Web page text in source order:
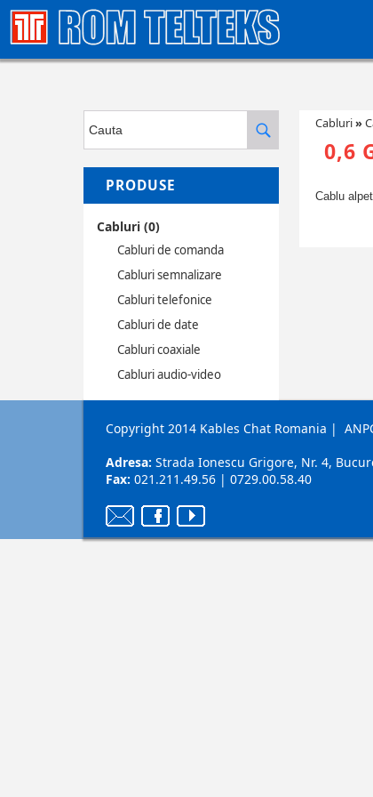
PRODUSE
Cabluri (0)
Cabluri de comanda
Cabluri semnalizare
Cabluri telefonice
Cabluri de date
Cabluri coaxiale
Cabluri audio-video
0,6
Cabluri»
Cablu
Copyright 2014 Kables Chat Romania |
Adresa: Strada Ionescu Grigore, Nr. 4,
Fax: 021.211.49.56 | 0729.00.58.40